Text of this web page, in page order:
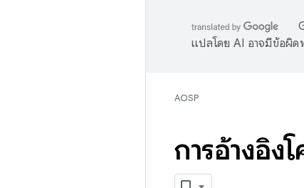
แปลโดย AI อาจมีข้อผิด
AOSP
การอ้างอิง